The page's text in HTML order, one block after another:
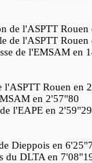
de l'ASPTT
de l'ASPTT Rouen
de l'EMSAM en
l'ASPTT Rouen en
en 2'57"80
l'EAPE en
Dieppois en
du DLTA en